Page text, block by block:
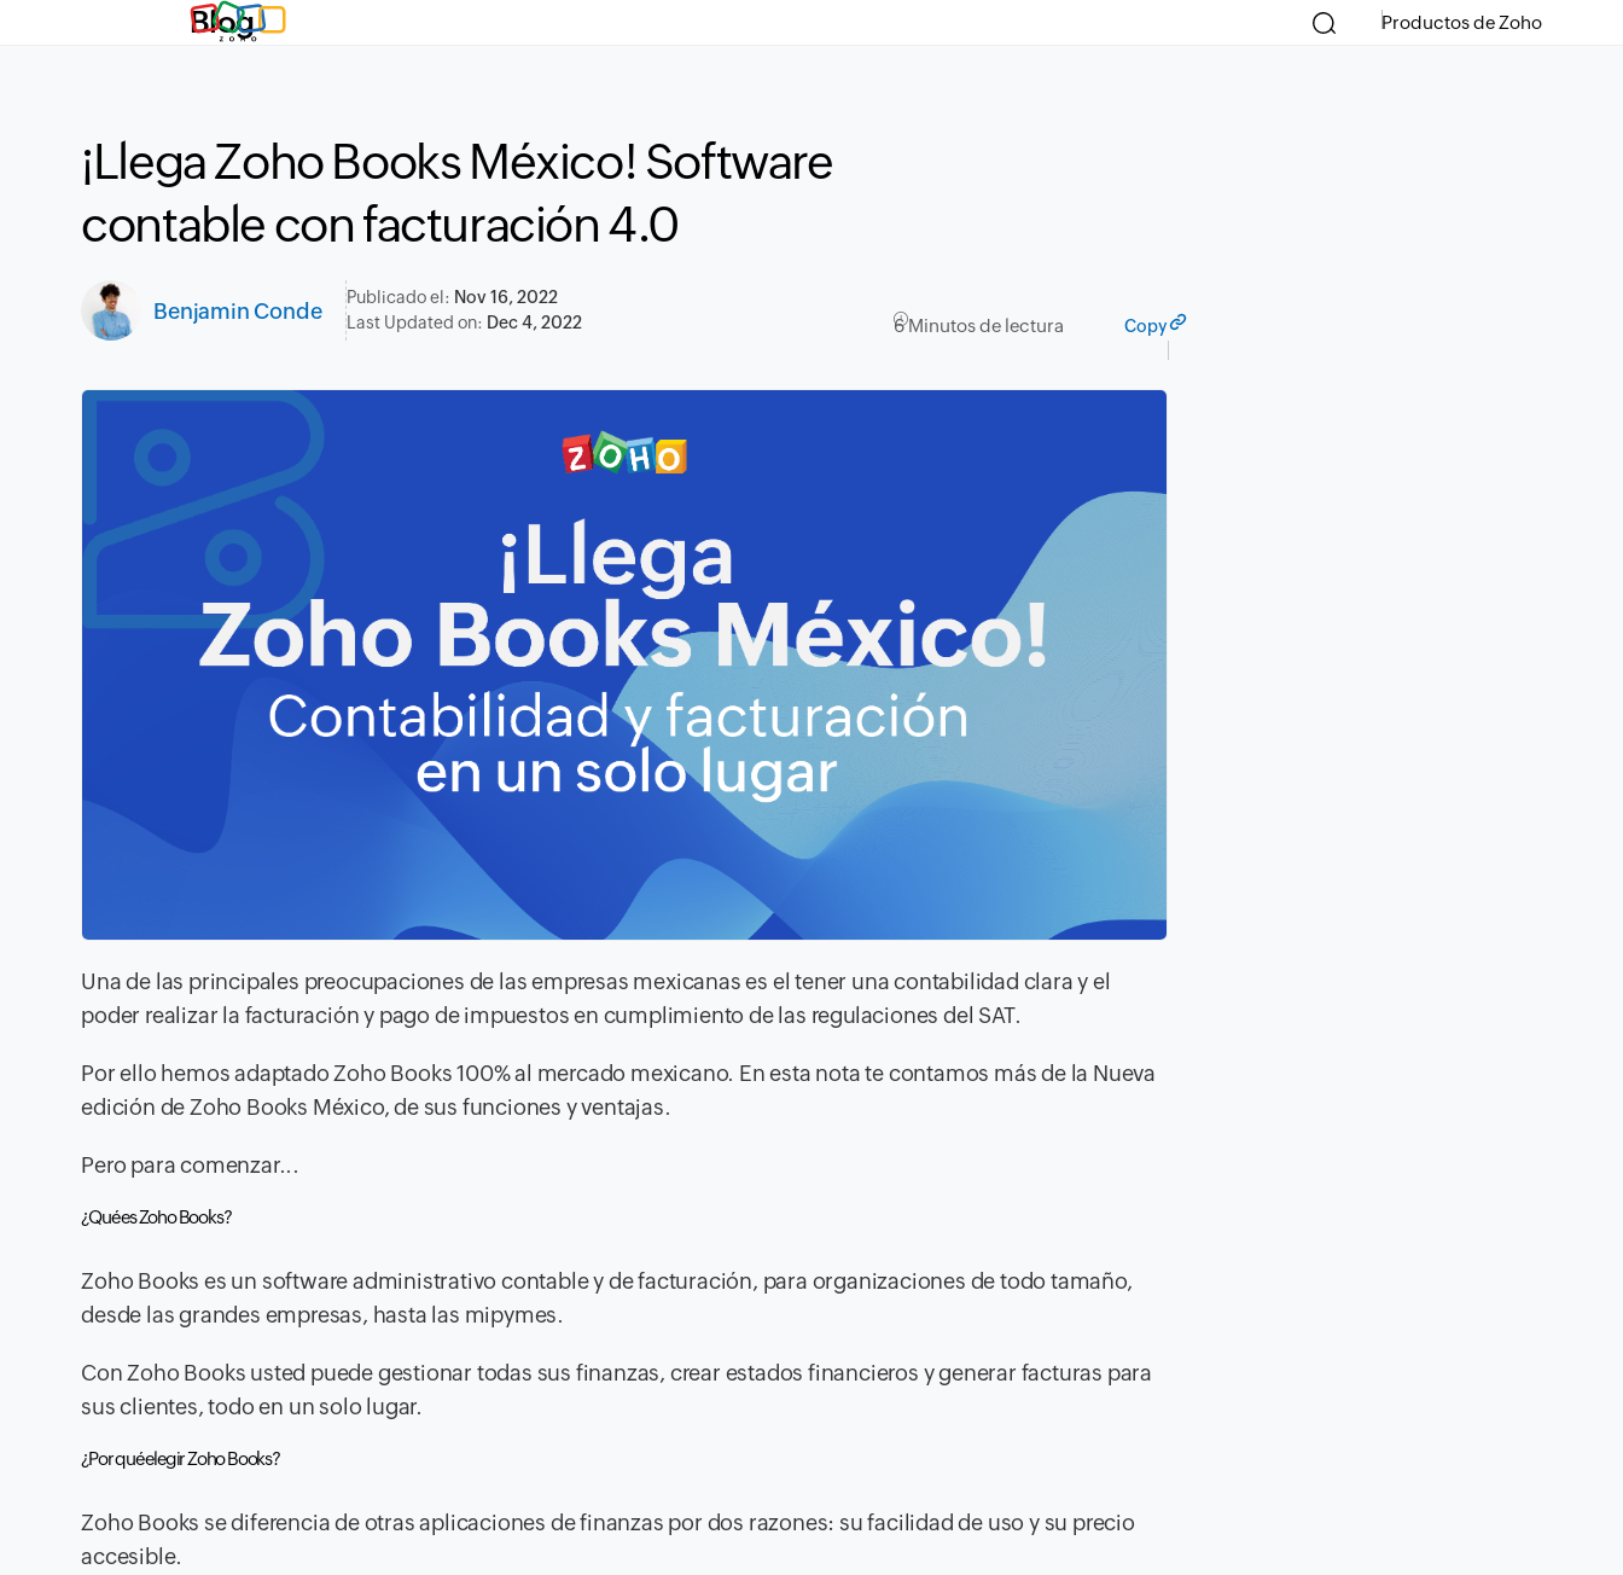
Blog Productos de Zoho
¡Llega Zoho Books México! Software
contable con facturación 4.0
Benjamin Conde
Publicado el: Nov 16, 2022
Last Updated on: Dec 4, 2022 6 Minutos de lectura Copy
Una de las principales preocupaciones de las empresas mexicanas es el tener una contabilidad clara y el
poder realizar la facturación y pago de impuestos en cumplimiento de las regulaciones del SAT.
Por ello hemos adaptado Zoho Books 100% al mercado mexicano. En esta nota te contamos más de la Nueva
edición de Zoho Books México, de sus funciones y ventajas.
Pero para comenzar...
¿Qué es Zoho Books?
Zoho Books es un software administrativo contable y de facturación, para organizaciones de todo tamaño,
desde las grandes empresas, hasta las mipymes.
Con Zoho Books usted puede gestionar todas sus finanzas, crear estados financieros y generar facturas para
sus clientes, todo en un solo lugar.
¿Por qué elegir Zoho Books?
Zoho Books se diferencia de otras aplicaciones de finanzas por dos razones: su facilidad de uso y su precio
accesible.